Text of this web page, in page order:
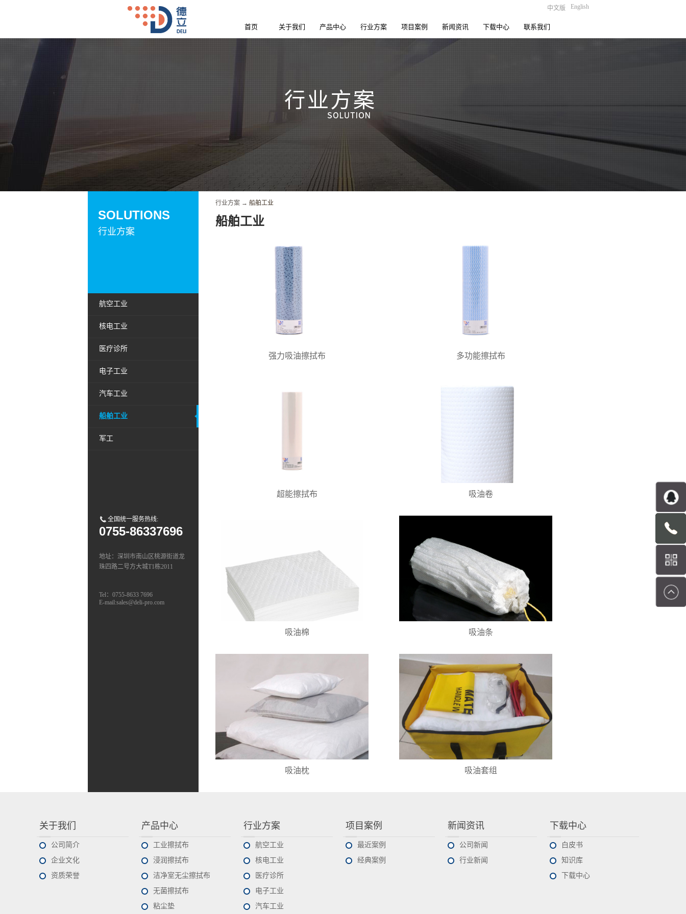
中文版 English
首页 关于我们 产品中心 行业方案 项目案例 新闻资讯 下载中心 联系我们
行业方案
SOLUTIONS
航空工业
核电工业
医疗诊所
电子工业
汽车工业
船舶工业
军工
全国统一服务热线:
0755-86337696
地址：深圳市南山区桃源街道龙
珠四路二号方大城T1栋2011
Tel：0755-8633 7696
E-mail:sales@deli-pro.com
行业方案 → 船舶工业
船舶工业
强力吸油擦拭布 多功能擦拭布
超能擦拭布 吸油卷
吸油棉 吸油条
吸油枕 吸油套组
关于我们
公司简介
企业文化
资质荣誉
产品中心
工业擦拭布
浸润擦拭布
洁净室无尘擦拭布
无菌擦拭布
粘尘垫
行业方案
航空工业
核电工业
医疗诊所
电子工业
汽车工业
项目案例
最近案例
经典案例
新闻资讯
公司新闻
行业新闻
下载中心
白皮书
知识库
下载中心